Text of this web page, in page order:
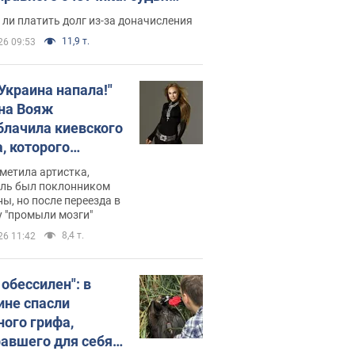
неожиданное решение
платить долг из-за доначисления
09:53 11,9 т.
напала!"
Вояж
киевского
которого
он
не знал,
хочет
украинцев
артистка,
был поклонником
но после переезда в
"промыли мозги"
11:42 8,4 т.
в
спасли
грифа,
для себя